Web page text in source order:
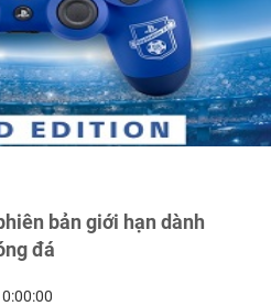
bản giới hạn dành
đá